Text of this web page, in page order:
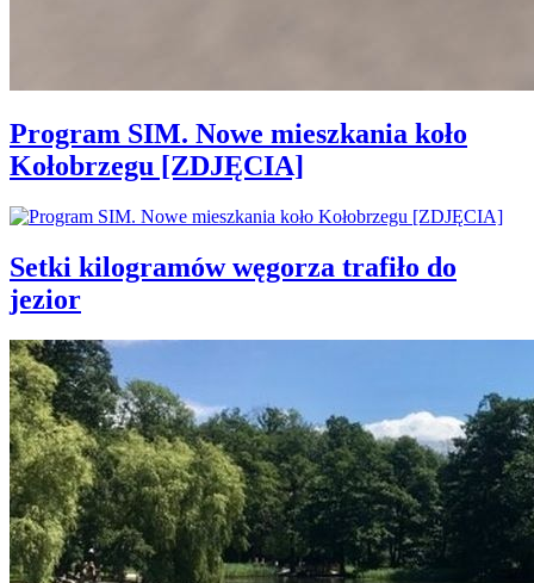
Program SIM. Nowe mieszkania koło
Kołobrzegu [ZDJĘCIA]
Setki kilogramów węgorza trafiło do
jezior